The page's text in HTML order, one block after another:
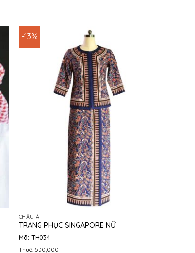
-13%
CHÂU Á
TRANG PHỤC SINGAPORE NỮ
Mã: TH034
Thuê: 500,000